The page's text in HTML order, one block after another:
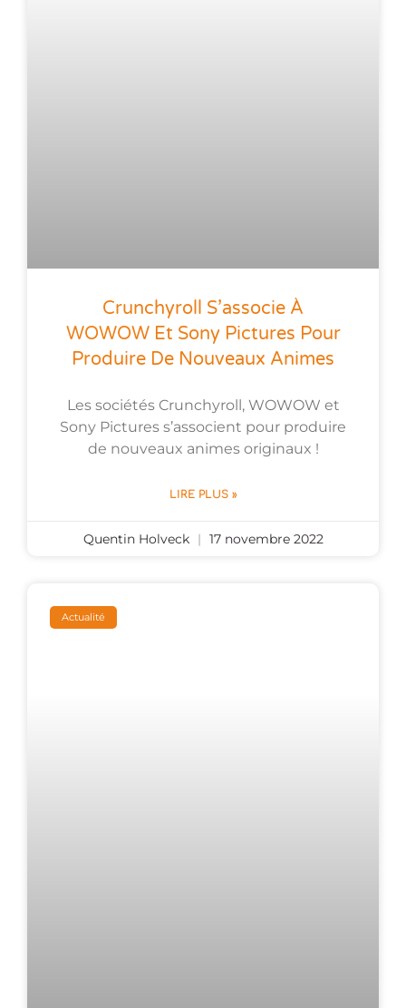
Crunchyroll S’associe À
WOWOW Et Sony Pictures Pour
Produire De Nouveaux Animes
Les sociétés Crunchyroll, WOWOW et
Sony Pictures s’associent pour produire
de nouveaux animes originaux !
LIRE PLUS »
Quentin Holveck 17 novembre 2022
Actualité